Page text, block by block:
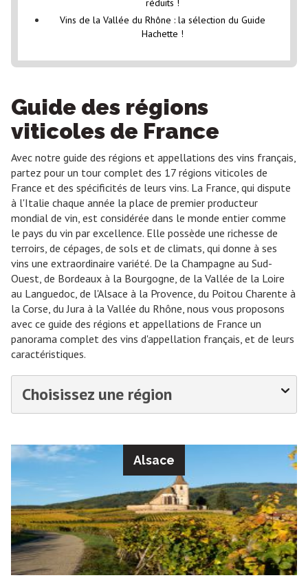
réduits !
Vins de la Vallée du Rhône : la sélection du Guide
Hachette !
Guide des régions
viticoles de France
Avec notre guide des régions et appellations des vins français,
partez pour un tour complet des 17 régions viticoles de
France et des spécificités de leurs vins. La France, qui dispute
à l'Italie chaque année la place de premier producteur
mondial de vin, est considérée dans le monde entier comme
le pays du vin par excellence. Elle possède une richesse de
terroirs, de cépages, de sols et de climats, qui donne à ses
vins une extraordinaire variété. De la Champagne au Sud-
Ouest, de Bordeaux à la Bourgogne, de la Vallée de la Loire
au Languedoc, de l'Alsace à la Provence, du Poitou Charente à
la Corse, du Jura à la Vallée du Rhône, nous vous proposons
avec ce guide des régions et appellations de France un
panorama complet des vins d'appellation français, et de leurs
caractéristiques.
Choisissez une région
Alsace